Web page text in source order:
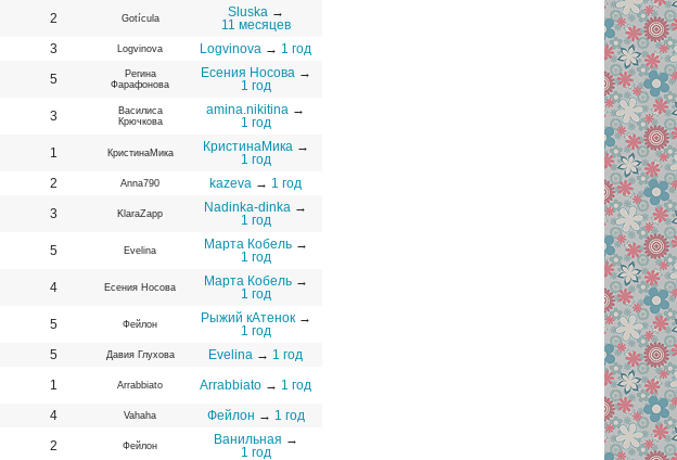
2 Gotícula Sluska →
11 месяцев
3 Logvinova Logvinova → 1 год
5
Регина
Фарафонова
Есения Носова →
1 год
3
Василиса
Крючкова
amina.nikitina →
1 год
1 КристинаМика КристинаМика →
1 год
2 Anna790 kazeva → 1 год
3 KlaraZapp Nadinka-dinka →
1 год
5 Evelina Марта Кобель→
1 год
4 Есения Носова Марта Кобель→
1 год
5 Фейлон Рыжий кАтенок→
1 год
5 Давия Глухова Evelina → 1 год
1 Arrabbiato Arrabbiato → 1 год
4 Vahaha Фейлон → 1 год
2 Фейлон Ванильная →
1 год